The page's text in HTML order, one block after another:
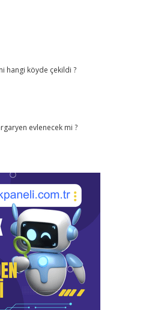
hangi köyde çekildi ?
evlenecek mi ?